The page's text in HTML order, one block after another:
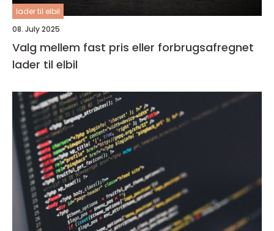
lader til elbil
08. July 2025
Valg mellem fast pris eller forbrugsafregnet
lader til elbil